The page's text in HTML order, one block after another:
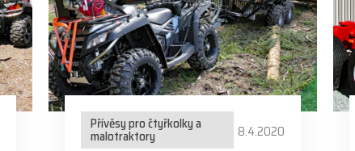
Přívěsy pro čtyřkolky a
malotraktory 8.4.2020